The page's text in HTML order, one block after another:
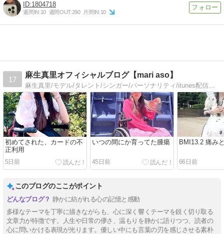
1804718
週間IN:10 週間OUT:290 月間IN:10
17
麻生真里オフィシャルブログ【mari aso】
麻生真里/モデル/タレント/シンガー/パーソナリティ/itunes配信中/CD発売中/podcast/ライブ/ブログ毎日更新/応援してくれたら凄く嬉しいです。
初めてされた、カードの不
正利用
5日前
いつの間にか育ってた腫瘍
45日前
BMI13.2 痛み
66日前
このブログのここがポイント
静かに紡がれる心の記憶と感動
多様なテーマを丁寧に描きながらも、心に深く響くテーマを鋭く切り取る
文章力が特徴です。人生や日常の儚さ、温もりを静かに語りつつ、読者の
心に問いかける表現が光ります。優しい中にも言葉の刃を感じさせる素朴